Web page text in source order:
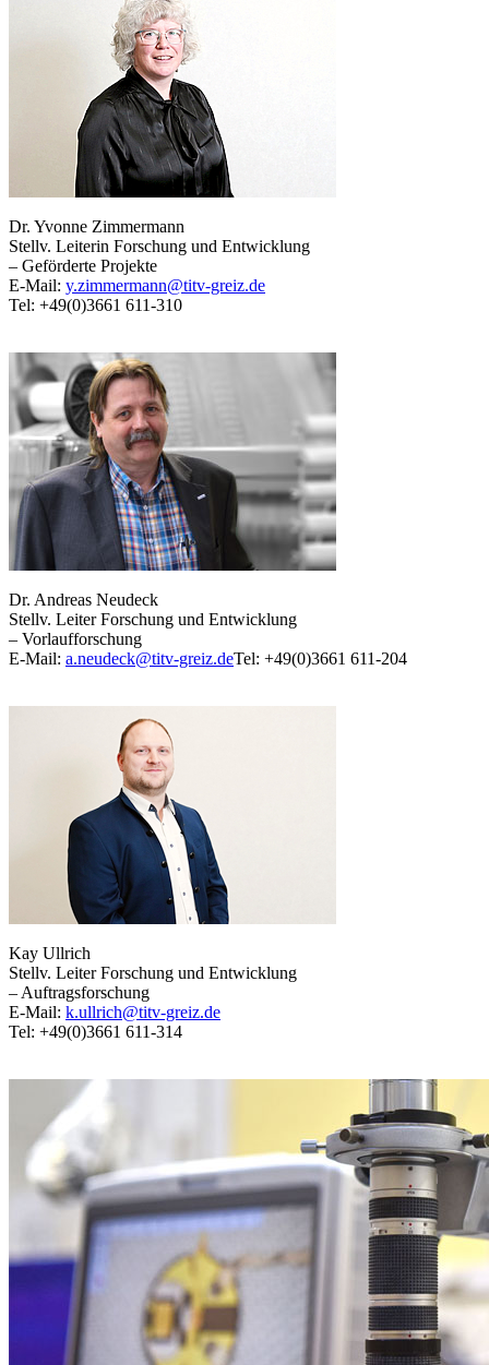
Dr. Yvonne Zimmermann
Stellv. Leiterin Forschung und Entwicklung
– Geförderte Projekte
E-Mail: y.zimmermann@titv-greiz.de
Tel: +49(0)3661 611-310
Dr. Andreas Neudeck
Stellv. Leiter Forschung und Entwicklung
– Vorlaufforschung
E-Mail: a.neudeck@titv-greiz.deTel: +49(0)3661 611-204
Kay Ullrich
Stellv. Leiter Forschung und Entwicklung
– Auftragsforschung
E-Mail: k.ullrich@titv-greiz.de
Tel: +49(0)3661 611-314